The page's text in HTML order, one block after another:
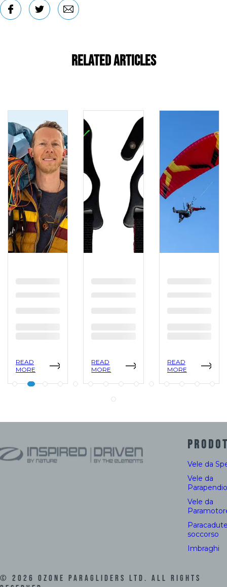
Related Articles
READ
MORE
READ
MORE
READ
MORE
Vele da
Vele da
Parapendio
Vele da
soccorso
Imbraghi
© 2026 Ozone Paragliders LTD. All Rights